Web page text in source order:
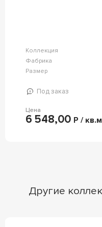
Коллекция
Фабрика
Размер
Под заказ
Цена
6 548,00 Р /
Другие